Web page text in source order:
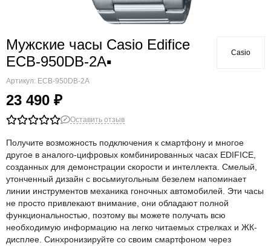
Мужские часы Casio Edifice
ECB-950DB-2A▪
Артикул: ECB-950DB-2A
23 490 ₽
Casio
Оставить отзыв
Получите возможность подключения к смартфону и многое
другое в аналого-цифровых комбинированных часах EDIFICE,
созданных для демонстрации скорости и интеллекта. Смелый,
утонченный дизайн с восьмиугольным безелем напоминает
линии инструментов механика гоночных автомобилей. Эти часы
не просто привлекают внимание, они обладают полной
функциональностью, поэтому вы можете получать всю
необходимую информацию на легко читаемых стрелках и ЖК-
дисплее. Синхронизируйте со своим смартфоном через